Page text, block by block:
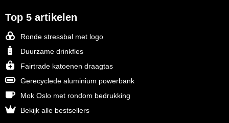
Top 5 artikelen
Ronde stressbal met logo
Duurzame drinkfles
Fairtrade katoenen draagtas
Gerecyclede aluminium powerbank
Mok Oslo met rondom bedrukking
Bekijk alle bestsellers